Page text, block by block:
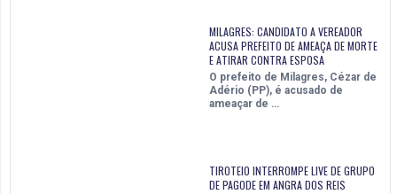
MILAGRES: CANDIDATO A VEREADOR
ACUSA PREFEITO DE AMEAÇA DE MORTE
E ATIRAR CONTRA ESPOSA
O prefeito de Milagres, Cézar de
Adério (PP), é acusado de
ameaçar de …
TIROTEIO INTERROMPE LIVE DE GRUPO
DE PAGODE EM ANGRA DOS REIS